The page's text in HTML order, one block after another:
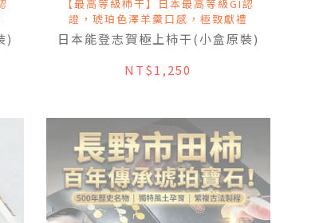
)
【最高等級柿干】日本最高等級GI認
證，琥珀色澤羊羹口感，極致獻禮
日本能登志賀極上柿干(小盒原裝)
NT$1,250